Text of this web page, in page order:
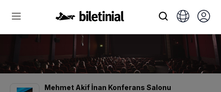
Mehmet Akif İnan Konferans Salonu